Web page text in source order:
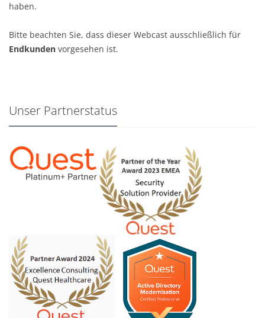
haben.
Bitte beachten Sie, dass dieser Webcast ausschließlich für
Endkunden vorgesehen ist.
Unser Partnerstatus